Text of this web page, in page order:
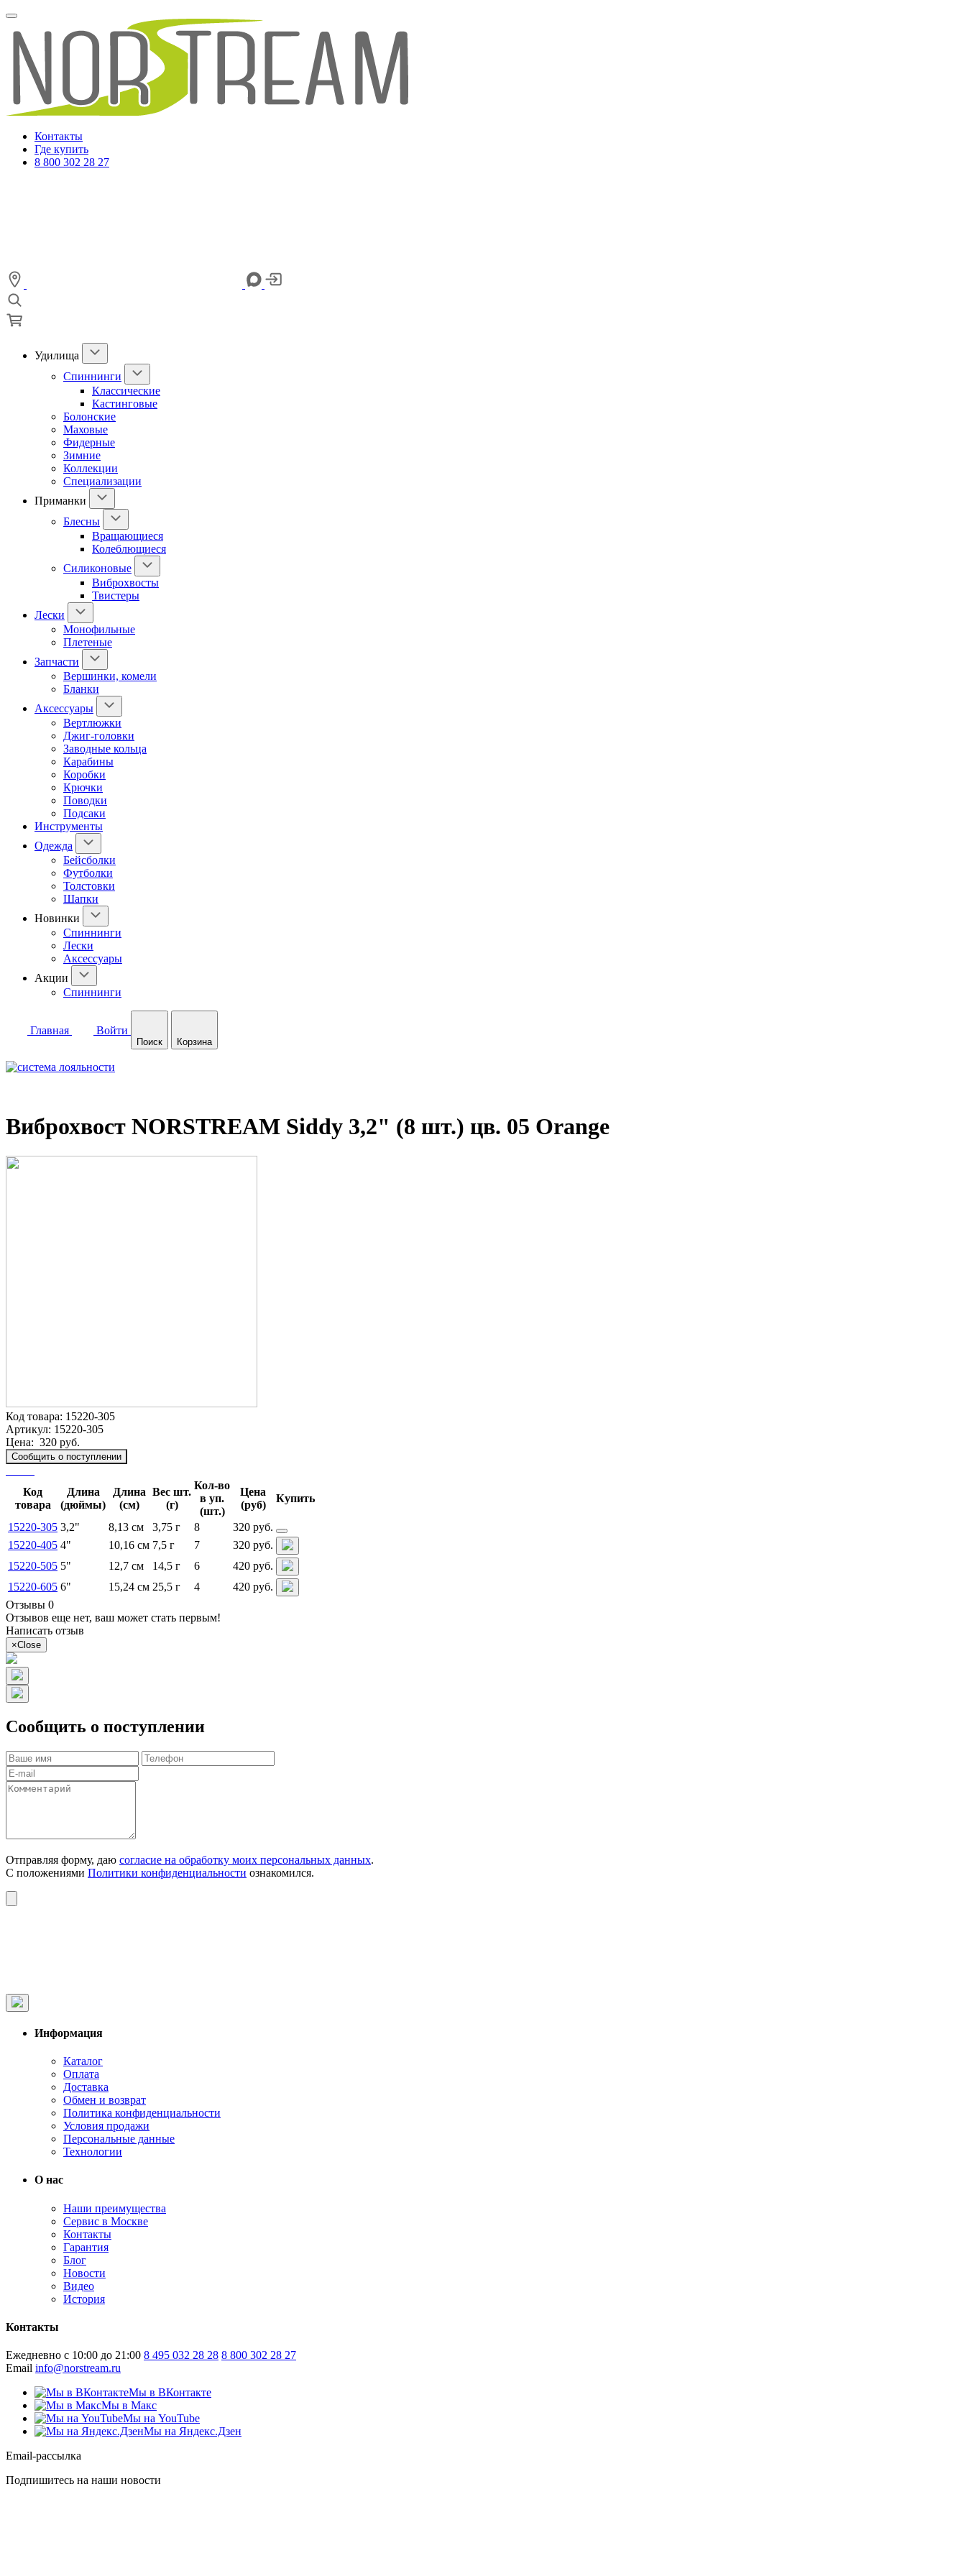
Контакты
Где купить
8 800 302 28 27
Удилища
Спиннинги
Классические
Кастинговые
Болонские
Маховые
Фидерные
Зимние
Коллекции
Специализации
Приманки
Блесны
Вращающиеся
Колеблющиеся
Силиконовые
Виброхвосты
Твистеры
Лески
Монофильные
Плетеные
Запчасти
Вершинки, комели
Бланки
Аксессуары
Вертлюжки
Джиг-головки
Заводные кольца
Карабины
Коробки
Крючки
Поводки
Подсаки
Инструменты
Одежда
Бейсболки
Футболки
Толстовки
Шапки
Новинки
Спиннинги
Лески
Аксессуары
Акции
Спиннинги
Главная Войти
Поиск Корзина
Виброхвост NORSTREAM Siddy 3,2" (8 шт.) цв. 05 Orange
Код товара: 15220-305
Артикул: 15220-305
Цена: 320 руб.
Сообщить о поступлении
Код
товара
Длина
(дюймы)
Длина
(см)
Вес шт.
(г)
Кол-во
в уп.
(шт.)
Цена
(руб)
Купить
15220-305 3,2" 8,13 см 3,75 г 8
320 руб.
15220-405 4" 10,16 см 7,5 г 7
320 руб.
15220-505 5" 12,7 см 14,5 г 6
420 руб.
15220-605 6" 15,24 см 25,5 г 4
420 руб.
Отзывы 0
Отзывов еще нет, ваш может стать первым!
Написать отзыв
×Close
Сообщить о поступлении
Отправляя форму, даю согласие на обработку моих персональных данных.
С положениями Политики конфиденциальности ознакомился.
Информация
Каталог
Оплата
Доставка
Обмен и возврат
Политика конфиденциальности
Условия продажи
Персональные данные
Технологии
О нас
Наши преимущества
Сервис в Москве
Контакты
Гарантия
Блог
Новости
Видео
История
Контакты
Ежедневно с 10:00 до 21:00 8 495 032 28 28 8 800 302 28 27
Email info@norstream.ru
Мы в ВКонтакте
Мы в Макс
Мы на YouTube
Мы на Яндекс.Дзен
Email-рассылка
Подпишитесь на наши новости